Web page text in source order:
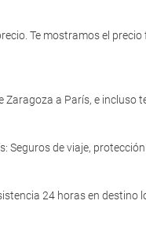
Te mostramos el
a París, e incluso
de viaje,
24 horas en destino